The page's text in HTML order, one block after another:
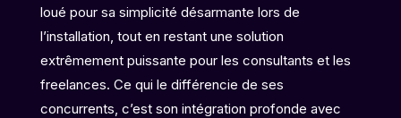
loué pour sa simplicité désarmante lors de
l’installation, tout en restant une solution
extrêmement puissante pour les consultants et les
freelances. Ce qui le différencie de ses
concurrents, c’est son intégration profonde avec